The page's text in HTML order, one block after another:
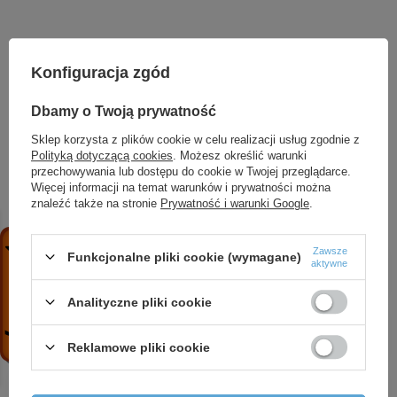
Marka
Symbol 1353
ZOBACZ RÓWNIEŻ
CVI 20-5 T (5,5 kW, 400 V, IE3) pompa pionowa
5 089,37 zł / szt.
CVI 15-9 T (7,5 kW, 400 V, IE3) pompa pionowa
3 525,89 zł / szt.
Konfiguracja zgód
Dbamy o Twoją prywatność
Sklep korzysta z plików cookie w celu realizacji usług zgodnie z
Polityką dotyczącą cookies . Możesz określić warunki
przechowywania lub dostępu do cookie w Twojej przeglądarce.
Więcej informacji na temat warunków i prywatności można
znaleźć także na stronie Prywatność i warunki Google
Funkcjonalne pliki cookie (wymagane)
Zawsze
aktywne
Analityczne pliki cookie
Reklamowe pliki cookie